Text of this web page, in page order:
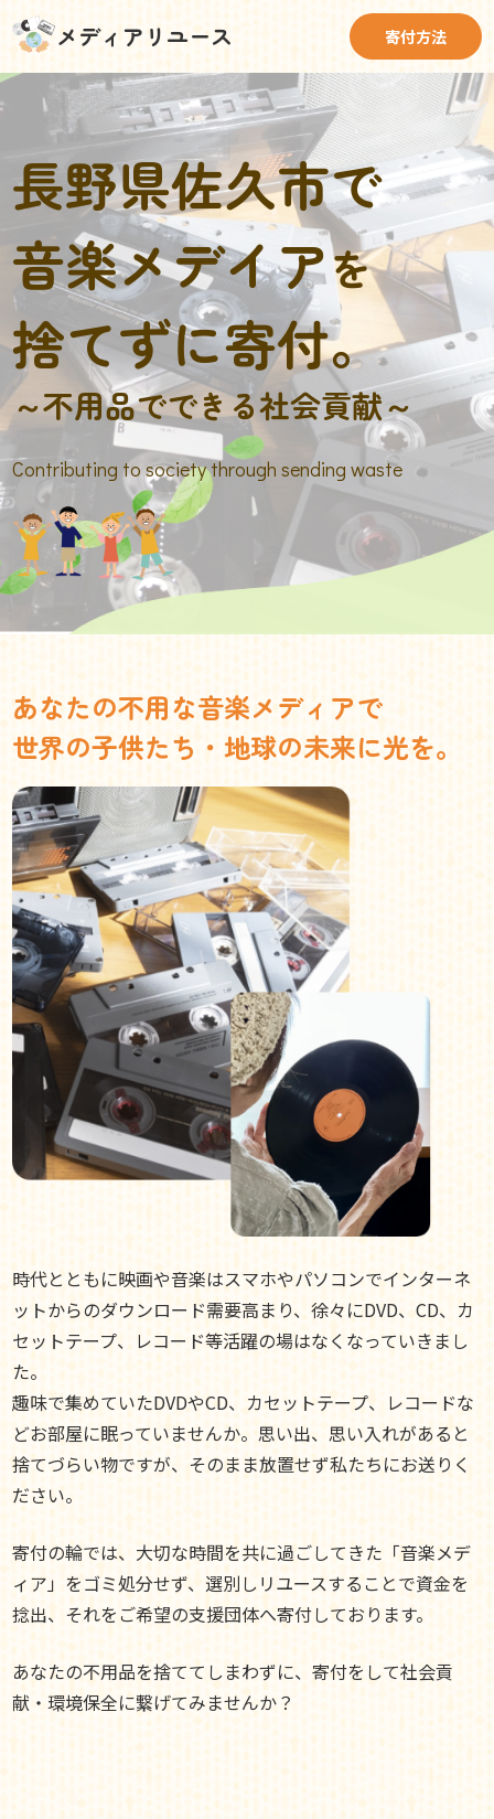
メディアリユース 寄付方法
長野県佐久市で
音楽メデイアを
捨てずに寄付。
～不用品でできる社会貢献～
Contributing to society through sending waste
あなたの不用な音楽メディアで
世界の子供たち・地球の未来に光を。
時代とともに映画や音楽はスマホやパソコンでインターネ
ットからのダウンロード需要高まり、徐々にDVD、CD、カ
セットテープ、レコード等活躍の場はなくなっていきまし
た。
趣味で集めていたDVDやCD、カセットテープ、レコードな
どお部屋に眠っていませんか。思い出、思い入れがあると
捨てづらい物ですが、そのまま放置せず私たちにお送りく
ださい。
寄付の輪では、大切な時間を共に過ごしてきた「音楽メデ
ィア」をゴミ処分せず、選別しリユースすることで資金を
捻出、それをご希望の支援団体へ寄付しております。
あなたの不用品を捨ててしまわずに、寄付をして社会貢
献・環境保全に繋げてみませんか？